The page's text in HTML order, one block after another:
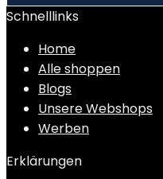
Schnelllinks
Home
Alle shoppen
Blogs
Unsere Webshops
Werben
Erklärungen